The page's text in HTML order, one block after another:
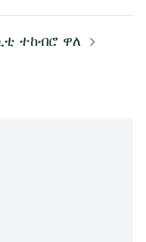
ተከብሮ ዋለ